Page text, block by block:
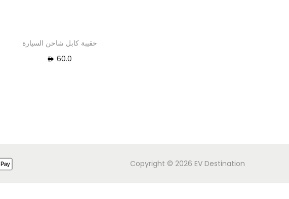
حقيبة كابل شاحن السيارة
60.0
Copyright © 2026 EV Destination